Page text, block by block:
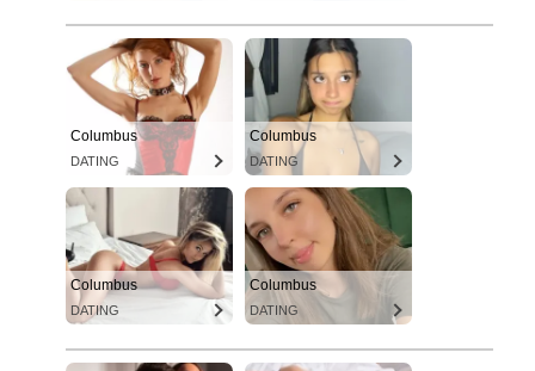
Columbus
DATING
Columbus
DATING
Columbus
DATING
Columbus
DATING